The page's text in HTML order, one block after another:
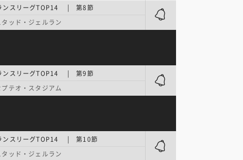
ンスリーグTOP14 | 第8節
タッド・ジェルラン
ンスリーグTOP14 | 第9節
プテオ・スタジアム
ンスリーグTOP14 | 第10節
タッド・ジェルラン